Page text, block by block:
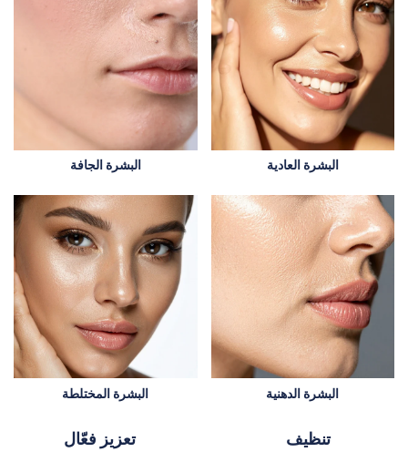
البشرة العادية البشرة الجافة
البشرة الدهنية البشرة المختلطة
تنظيف تعزيز فعّال